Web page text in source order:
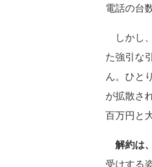
電話の台
しかし
た強引な
ん。ひと
が拡散さ
百万円と
解約は
受けする